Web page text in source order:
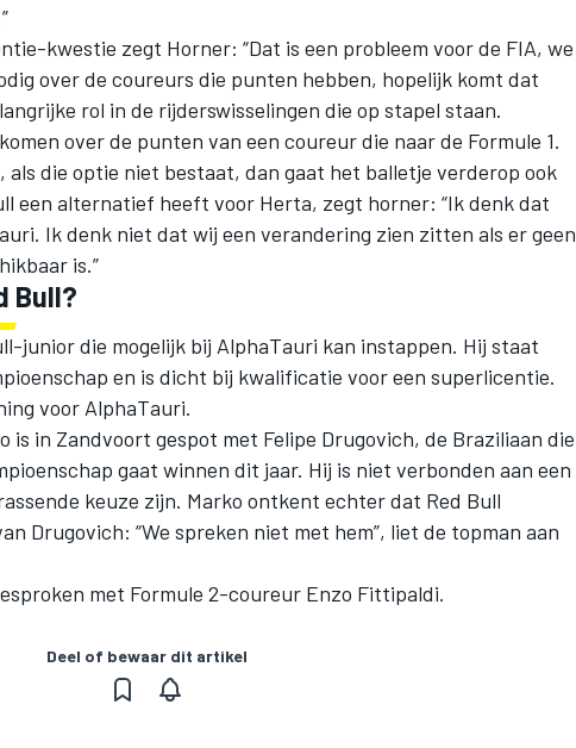
kwestie zegt Horner: “Dat is een probleem voor de FIA, we
over de coureurs die punten hebben, hopelijk komt dat
rol in de rijderswisselingen die op stapel staan.
over de punten van een coureur die naar de Formule 1.
als die optie niet bestaat, dan gaat het balletje verderop ook
een alternatief heeft voor Herta, zegt horner: “Ik denk dat
Ik denk niet dat wij een verandering zien zitten als er geen
is.”
Bull?
junior die mogelijk bij AlphaTauri kan instappen. Hij staat
en is dicht bij kwalificatie voor een superlicentie.
voor AlphaTauri.
is in Zandvoort gespot met Felipe Drugovich, de Braziliaan die
gaat winnen dit jaar. Hij is niet verbonden aan een
keuze zijn. Marko ontkent echter dat Red Bull
Drugovich: “We spreken niet met hem”, liet de topman aan
met Formule 2-coureur Enzo Fittipaldi.
Deel of bewaar dit artikel